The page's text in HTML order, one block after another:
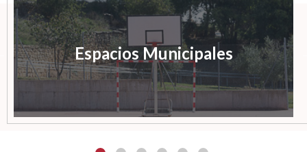
Espacios Municipales